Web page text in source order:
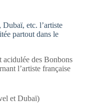
etc. l’artiste
partout dans le
acidulée des Bonbons
l’artiste française
et Dubaï)